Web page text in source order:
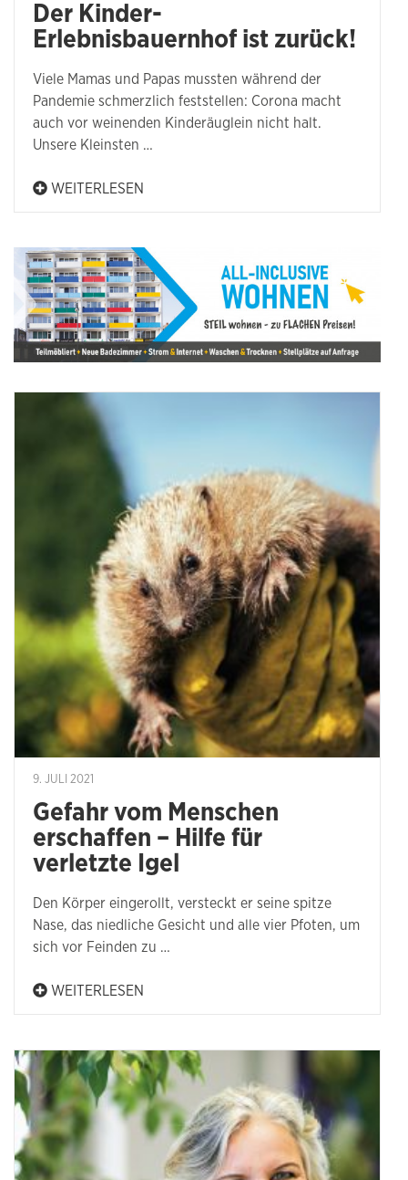
Der Kinder-
Erlebnisbauernhof ist zurück!
Viele Mamas und Papas mussten während der
Pandemie schmerzlich feststellen: Corona macht
auch vor weinenden Kinderäuglein nicht halt.
Unsere Kleinsten …
WEITERLESEN
9. JULI 2021
Gefahr vom Menschen
erschaffen – Hilfe für
verletzte Igel
Den Körper eingerollt, versteckt er seine spitze
Nase, das niedliche Gesicht und alle vier Pfoten, um
sich vor Feinden zu …
WEITERLESEN